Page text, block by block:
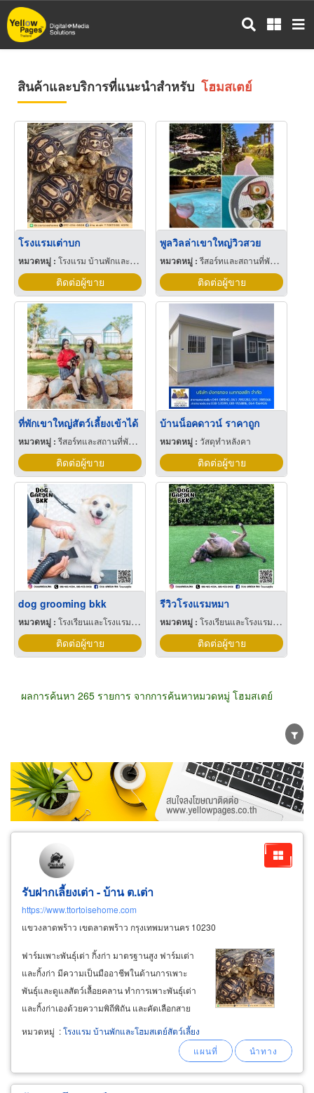
ข้าม
ไป
สินค้าและบริการที่แนะนำสำหรับ โฮมสเตย์
โรงแรมเต่าบก
หมวดหมู่ : โรงแรม บ้านพักและโฮมสเตย์สัตว์เลี้ยง
ติดต่อผู้ขาย
พูลวิลล่าเขาใหญ่วิวสวย
หมวดหมู่ :รีสอร์ทและสถานที่พักตากอากาศ
ติดต่อผู้ขาย
ที่พักเขาใหญ่สัตว์เลี้ยงเข้าได้
หมวดหมู่ :รีสอร์ทและสถานที่พักตากอากาศ
ติดต่อผู้ขาย
บ้านน็อคดาวน์ ราคาถูก
หมวดหมู่ :วัสดุทำหลังคา
ติดต่อผู้ขาย
dog grooming bkk
หมวดหมู่ : โรงเรียนและโรงแรมสำหรับสัตว์เลี้ยง
ติดต่อผู้ขาย
รีวิวโรงแรมหมา
หมวดหมู่ :โรงเรียนและโรงแรมสำหรับสัตว์เลี้ยง
ติดต่อผู้ขาย
ผลการค้นหา 265 รายการ จากการค้นหาหมวดหมู่ โฮมสเตย์
ขายส่ง ขายปลีก ผู้ผลิต
ตัวแทนจัดจำหน่าย
ผู้ส่งออก/นำเข้า
ธุรกิจบริการ
รับฝากเลี้ยงเต่า - บ้าน ต.เต่า
https://www.ttortoisehome.com
แขวงลาดพร้าว เขตลาดพร้าว กรุงเทพมหานคร 10230
ฟาร์มเพาะพันธุ์เต่า กิ้งก่า มาตรฐานสูง ฟาร์มเต่า
และกิ้งก่า มีความเป็นมืออาชีพในด้านการเพาะ
พันธุ์และดูแลสัตว์เลื้อยคลาน ทำการเพาะพันธุ์เต่า
และกิ้งก่าเองด้วยความพิถีพิถัน และคัดเลือกสาย
พันธุ์ที่มีคุณภาพ เชี่ยวชาญมืออาชีพ ให้ความ
สำคัญกับการดูแลจากเริ่มต้นการเพาะพันธุ์จนถึงขั้น
หมวดหมู่ :โรงแรม บ้านพักและโฮมสเตย์สัตว์เลี้ยง